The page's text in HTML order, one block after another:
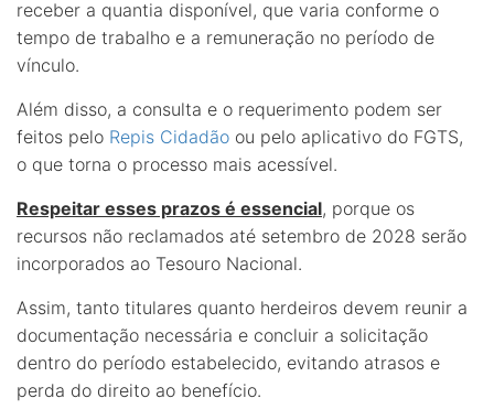
receber a quantia disponível, que varia conforme o
tempo de trabalho e a remuneração no período de
vínculo.
Além disso, a consulta e o requerimento podem ser
feitos pelo Repis Cidadão ou pelo aplicativo do FGTS,
o que torna o processo mais acessível.
Respeitar esses prazos é essencial, porque os
recursos não reclamados até setembro de 2028 serão
incorporados ao Tesouro Nacional.
Assim, tanto titulares quanto herdeiros devem reunir a
documentação necessária e concluir a solicitação
dentro do período estabelecido, evitando atrasos e
perda do direito ao benefício.